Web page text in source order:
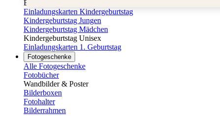
Eventplattform
Einladungskarten Kindergeburtstag
Kindergeburtstag Jungen
Kindergeburtstag Mädchen
Kindergeburtstag Unisex
Einladungskarten 1. Geburtstag
Fotogeschenke
Alle Fotogeschenke
Fotobücher
Wandbilder & Poster
Bilderboxen
Fotohalter
Bilderrahmen